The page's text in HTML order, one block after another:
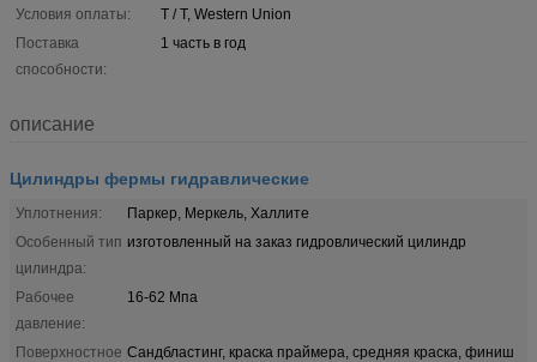
Условия оплаты:
T / T, Western Union
Поставка
способности:
1 часть в год
описание
Цилиндры фермы гидравлические
Уплотнения:
Паркер, Меркель, Халлите
Особенный тип
цилиндра:
изготовленный на заказ гидровлический цилиндр
Рабочее
давление:
16-62 Мпа
Поверхностное Сандбластинг, краска праймера, средняя краска, финиш